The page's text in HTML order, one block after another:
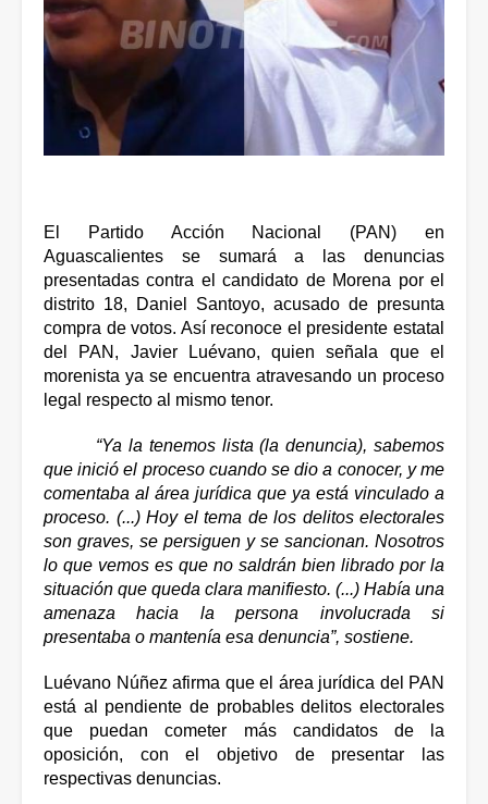
El Partido Acción Nacional (PAN) en
Aguascalientes se sumará a las denuncias
presentadas contra el candidato de Morena por el
distrito 18, Daniel Santoyo, acusado de presunta
compra de votos. Así reconoce el presidente estatal
del PAN, Javier Luévano, quien señala que el
morenista ya se encuentra atravesando un proceso
legal respecto al mismo tenor.
“Ya la tenemos lista (la denuncia), sabemos
que inició el proceso cuando se dio a conocer, y me
comentaba al área jurídica que ya está vinculado a
proceso. (...) Hoy el tema de los delitos electorales
son graves, se persiguen y se sancionan. Nosotros
lo que vemos es que no saldrán bien librado por la
situación que queda clara manifiesto. (...) Había una
amenaza hacia la persona involucrada si
presentaba o mantenía esa denuncia”, sostiene.
Luévano Núñez afirma que el área jurídica del PAN
está al pendiente de probables delitos electorales
que puedan cometer más candidatos de la
oposición, con el objetivo de presentar las
respectivas denuncias.